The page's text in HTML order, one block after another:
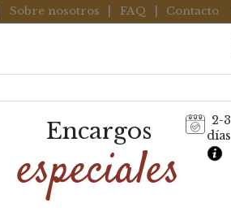
Sobre nosotros FAQ Contacto
Edariak
Encargos
especiales
2-3
días